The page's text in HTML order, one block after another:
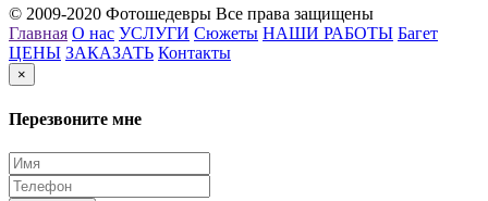
© 2009-2020 Фотошедевры Все права защищены
Главная О нас УСЛУГИ Сюжеты НАШИ РАБОТЫ Багет
ЦЕНЫ ЗАКАЗАТЬ Контакты
×
Перезвоните мне